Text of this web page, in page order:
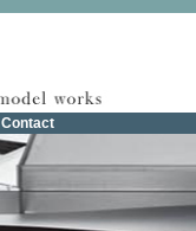
Contact